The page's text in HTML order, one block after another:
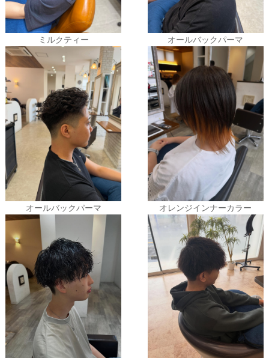
ミルクティー オールバックパーマ
オールバックパーマ オレンジインナーカラー